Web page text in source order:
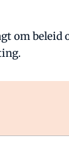
om beleid